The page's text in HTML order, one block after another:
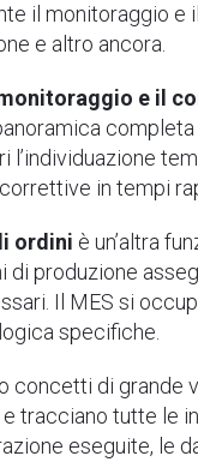
il monitoraggio
e altro ancora.
e il
in tempi
ordini è un’altra
di produzione
Il MES si
specifiche.
concetti di grande
tracciano tutte le
eseguite, le